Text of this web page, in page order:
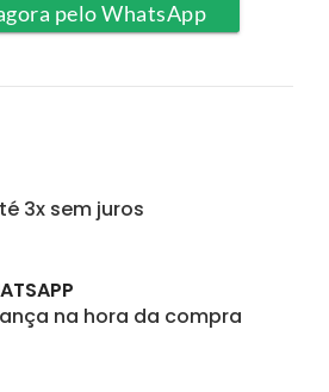
pelo WhatsApp
3x sem juros
na hora da compra